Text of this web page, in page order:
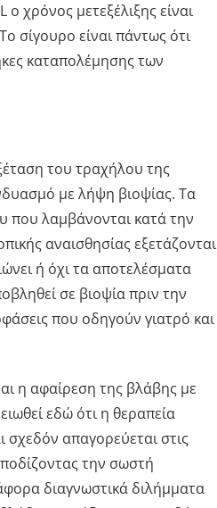
ο χρόνος μετεξέλιξης είναι
σίγουρο είναι πάντως ότι
καταπολέμησης των
του τραχήλου της
με λήψη βιοψίας. Τα
που λαμβάνονται κατά την
αναισθησίας εξετάζονται
ή όχι τα αποτελέσματα
σε βιοψία πριν την
που οδηγούν γιατρό και
η αφαίρεση της βλάβης με
εδώ ότι η θεραπεία
απαγορεύεται στις
την σωστή
διαγνωστικά διλήμματα